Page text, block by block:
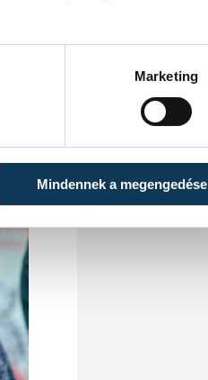
Marketing
Mindennek a megengedése